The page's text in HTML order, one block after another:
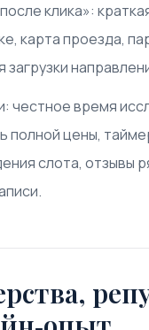
клика»:
карта проезда,
честное время
полной цены,
слота, отзывы